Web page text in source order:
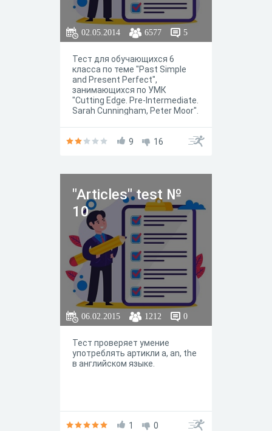
02.05.2014 6577 5
Тест для обучающихся 6
класса по теме "Past Simple
and Present Perfect",
занимающихся по УМК
"Cutting Edge. Pre-Intermediate.
Sarah Cunningham, Peter Moor".
9
16
"Articles" test №
10
06.02.2015 1212 0
Тест проверяет умение
употреблять артикли a, an, the
в английском языке.
1 0